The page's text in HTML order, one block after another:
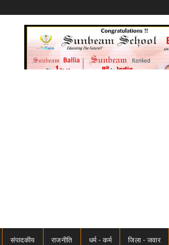
संपादकीय राजनीति धर्म - कर्म जिला - जवार